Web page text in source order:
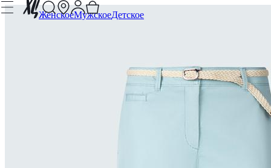
ЖенскоеМужскоеДетское